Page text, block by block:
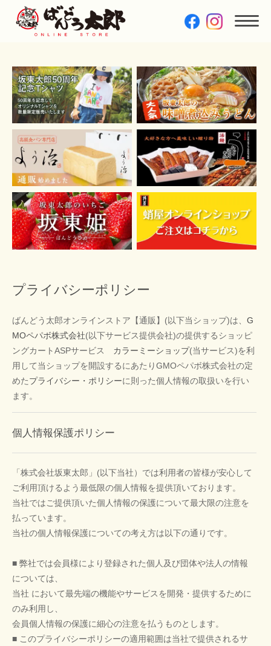
プライバシーポリシー
ばんどう太郎オンラインストア【通販】(以下当ショップ)は、 G
MOペパボ株式会社(以下サービス提供会社)の提供するショッピ
ングカートASPサービス カラーミーショップ(当サービス)を利
用して当ショップを開設するにあたりGMOペパボ株式会社の定
めたプライバシー・ポリシーに則った個人情報の取扱いを行い
ます。
個人情報保護ポリシー
「株式会社坂東太郎」(以下当社）では利用者の皆様が安心して
ご利用頂けるよう最低限の個人情報を提供頂いております。
当社ではご提供頂いた個人情報の保護について最大限の注意を
払っています。
当社の個人情報保護についての考え方は以下の通りです。
■ 弊社では会員様により登録された個人及び団体や法人の情報
については、
当社 において最先端の機能やサービスを開発・提供するために
のみ利用し、
会員個人情報の保護に細心の注意を払うものとします。
■ このプライバシーポリシーの適用範囲は当社で提供されるサ